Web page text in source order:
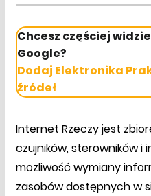
Chcesz częściej
Google?
Dodaj Elektronika
źródeł
Internet Rzeczy jest
czujników, sterowników i
możliwość wymiany
zasobów dostępnych w